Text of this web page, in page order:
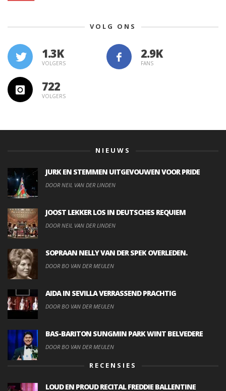
VOLG ONS
1.3K
VOLGERS FANS
722
VOLGERS
NIEUWS
JURK EN STEMMEN UITGEVOUWEN VOOR PRIDE
DOOR NEIL VAN DER LINDEN
JOOST LEKKER LOS IN DEUTSCHES REQUIEM
DOOR NEIL VAN DER LINDEN
SOPRAAN NELLY VAN DER SPEK OVERLEDEN.
DOOR BO VAN DER MEULEN
AIDA IN SEVILLA VERRASSEND PRACHTIG
DOOR BO VAN DER MEULEN
BAS-BARITON SUNGMIN PARK WINT BELVEDERE
DOOR BO VAN DER MEULEN
RECENSIES
LOUD EN PROUD RECITAL FREDDIE BALLENTINE